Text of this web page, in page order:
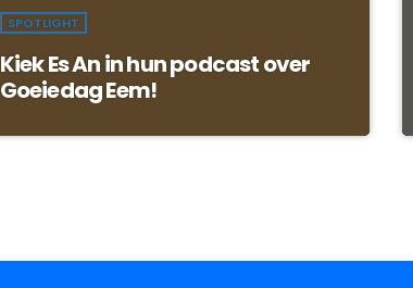
SPOTLIGHT
Kiek Es An in hun podcast over
Goeiedag Eem!